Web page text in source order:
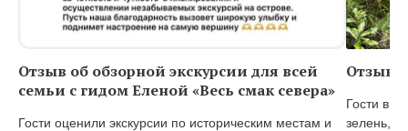
Отзыв об обзорной экскурсии для всей
семьи с гидом Еленой «Весь смак севера»
Гости оценили экскурсии по историческим местам и
Отзыв
Гости в
зелень,